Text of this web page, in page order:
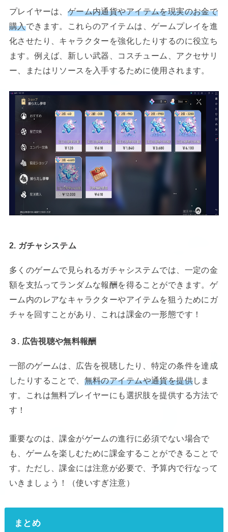
プレイヤーは、 ゲーム内通貨やアイテムを現実のお金で
購入できます。これらのアイテムは、ゲームプレイを進
化させたり、キャラクターを強化したりするのに役立ち
ます。例えば、新しい武器、コスチューム、アクセサリ
ー、またはリソースを入手するために使用されます。
2. ガチャシステム
多くのゲームで見られるガチャシステムでは、一定の金
額を支払ってランダムな報酬を得ることができます。ゲ
ーム内のレアなキャラクターやアイテムを狙うためにガ
チャを回すことがあり、これは課金の一形態です！
３. 広告視聴や無料報酬
一部のゲームは、広告を視聴したり、特定の条件を達成
したりすることで、 無料のアイテムや通貨を提供しま
す。これは無料プレイヤーにも選択肢を提供する方法で
す！
重要なのは、課金がゲームの進行に必須でない場合で
も、ゲームを楽しむために課金することができることで
す。ただし、課金には注意が必要で、予算内で行なって
いきましょう！（使いすぎ注意）
まとめ